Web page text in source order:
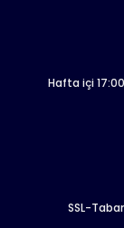
Hafta içi
SSL-